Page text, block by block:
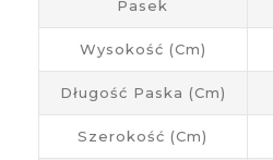
Pasek
Wysokość (cm)
Długość Paska (cm)
Szerokość (cm)